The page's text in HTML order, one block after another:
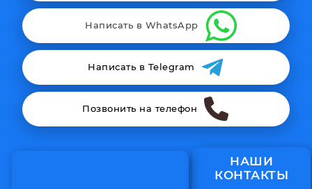
Написать в WhatsApp
Написать в Telegram
Позвонить на телефон
НАШИ
КОНТАКТЫ